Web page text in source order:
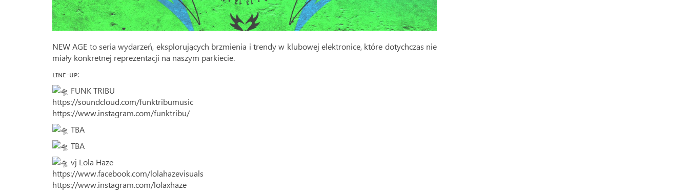
NEW AGE to seria wydarzeń, eksplorujących brzmienia i trendy w klubowej elektronice, które dotychczas nie
miały konkretnej reprezentacji na naszym parkiecie.
ʟɪɴᴇ-ᴜᴘ:
FUNK TRIBU
https://soundcloud.com/funktribumusic
https://www.instagram.com/funktribu/
TBA
TBA
vj Lola Haze
https://www.facebook.com/lolahazevisuals
https://www.instagram.com/lolaxhaze